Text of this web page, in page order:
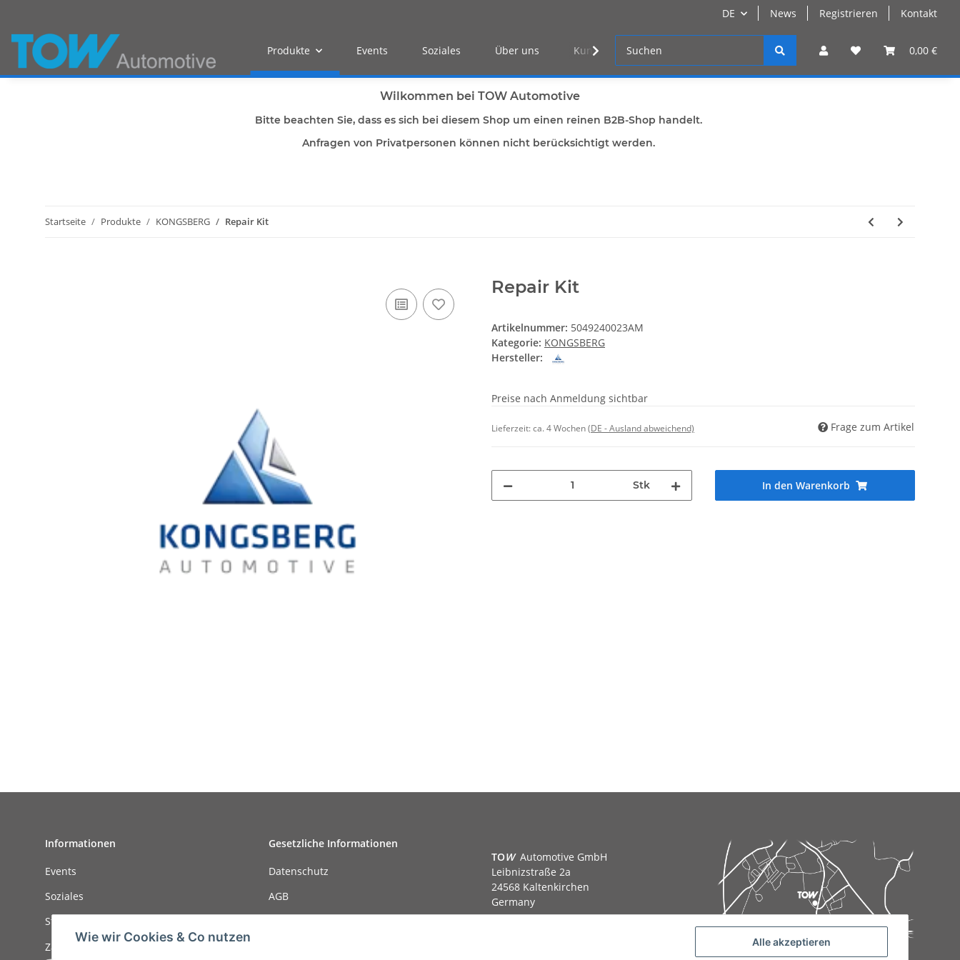
DE News Registrieren Kontakt
0,00 €
Produkte Events Soziales Über uns Kunden Log-in
Wilkommen bei TOW Automotive
Bitte beachten Sie, dass es sich bei diesem Shop um einen reinen B2B-Shop handelt.
Anfragen von Privatpersonen können nicht berücksichtigt werden.
Startseite Produkte KONGSBERG Repair Kit
Repair Kit
Artikelnummer: 5049240023AM
Kategorie: KONGSBERG
Hersteller:
Preise nach Anmeldung sichtbar
Lieferzeit:ca. 4 Wochen(DE - Ausland abweichend) Frage zum Artikel
Stk In den Warenkorb
Informationen
Events
Soziales
Stellenanzeigen
Zahlungsmöglichkeiten
Gesetzliche Informationen
Datenschutz
AGB
TOW Automotive GmbH
Leibnizstraße 2a
24568 Kaltenkirchen
Germany
Wie wir Cookies & Co nutzen Alle akzeptieren